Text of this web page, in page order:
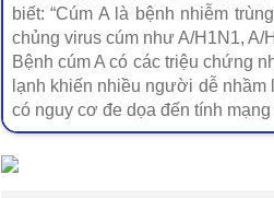
biết: “Cúm A là bệnh nhiễm
chủng virus cúm như A/H1N1, A/
Bệnh cúm A có các triệu chứng
lạnh khiến nhiều người dễ nhầm
có nguy cơ đe dọa đến tính